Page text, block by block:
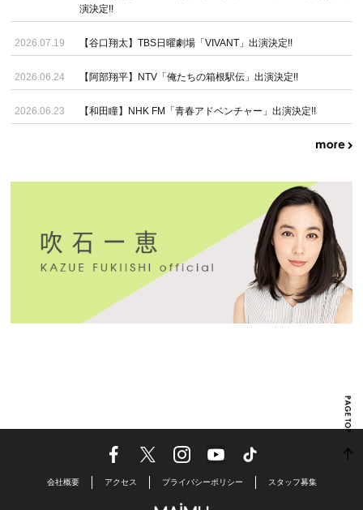
演決定!!
2026.07.19 【谷口翔太】TBS日曜劇場「VIVANT」出演決定!!
2026.06.24 【阿部翔平】NTV「俺たちの箱根駅伝」出演決定!!
2026.06.23 【和田瞳】NHK FM「青春アドベンチャー」出演決定!!
会社概要 アクセス プライバシーポリシー スタッフ募集